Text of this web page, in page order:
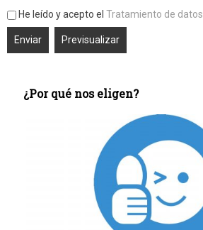
¿Por qué nos eligen?
He leído y acepto el Tratamiento de datos